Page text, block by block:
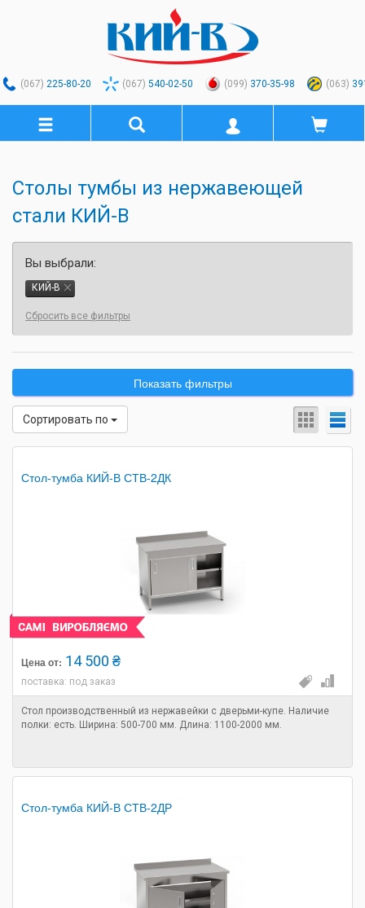
(067) 225-80-20 (067) 540-02-50 (099) 370-35-98 (063)
Показать фильтры
Сортировать по
Стол-тумба КИЙ-В СТВ-2ДК
Цена от: 14 500 ₴
поставка: под заказ
Стол производственный из нержавейки с дверьми-купе. Наличие
полки: есть. Ширина: 500-700 мм. Длина: 1100-2000 мм.
Стол-тумба КИЙ-В СТВ-2ДР
Столы тумбы из нержавеющей
стали КИЙ-В
Вы выбрали:
КИЙ-В
Сбросить все фильтры